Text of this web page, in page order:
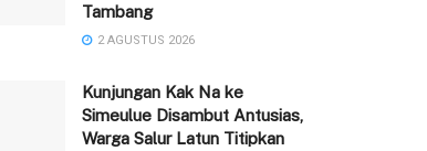
Tambang
2 AGUSTUS 2026
Kunjungan Kak Na ke
Simeulue Disambut Antusias,
Warga Salur Latun Titipkan